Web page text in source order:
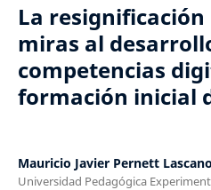
La
miras al
competencias
formación inicial
Mauricio Javier Pernett Lascano
Universidad Pedagógica